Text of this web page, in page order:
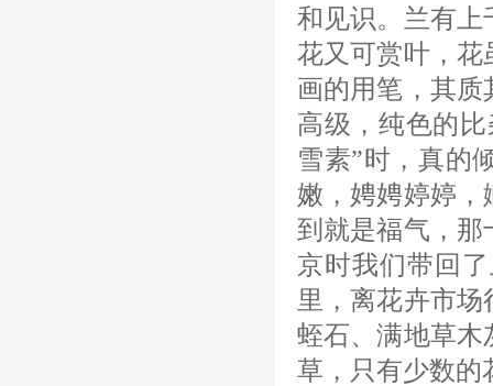
和见识。兰有上
花又可赏叶，花
画的用笔，其
高级，纯色的
雪素”时，真的
嫩，娉娉婷婷，
到就是福气，那
京时我们带回
里，离花卉市
蛭石、满地草木
草，只有少数的